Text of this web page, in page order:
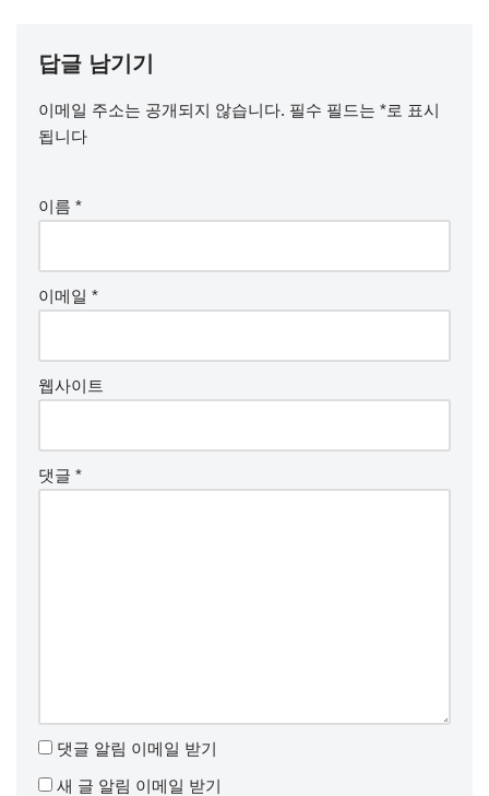
답글 남기기
이메일 주소는 공개되지 않습니다. 필수 필드는 *로 표시
됩니다
이름 *
이메일 *
웹사이트
댓글 *
댓글 알림 이메일 받기
새 글 알림 이메일 받기